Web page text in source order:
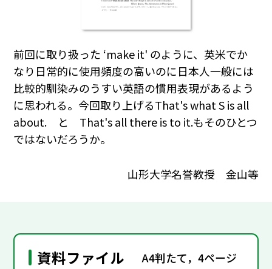
前回に取り扱った ‘make it' のように、英米でか
なり日常的に使用頻度の高いのに日本人一般には
比較的馴染みのうすい英語の慣用表現があるよう
に思われる。今回取り上げるThat's what S is all
about. と That's all there is to it.もそのひとつ
ではないだろうか。
山形大学名誉教授 金山等
資料ファイル A4判たて，4ページ